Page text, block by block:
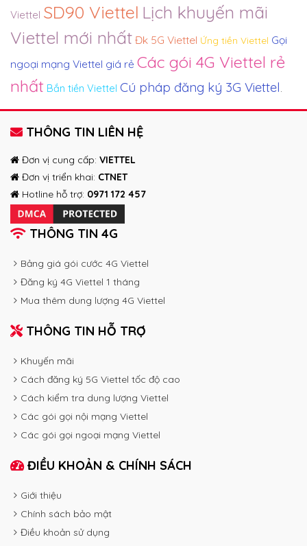
Viettel SD90 Viettel Lịch khuyến mãi
Viettel mới nhất Đk 5G Viettel Ứng tiền Viettel Gọi
ngoại mạng Viettel giá rẻ Các gói 4G Viettel rẻ
nhất Bắn tiền Viettel Cú pháp đăng ký 3G Viettel.
THÔNG TIN LIÊN HỆ
Đơn vị cung cấp: VIETTEL
Đơn vị triển khai: CTNET
Hotline hỗ trợ: 0971 172 457
THÔNG TIN 4G
Bảng giá gói cước 4G Viettel
Đăng ký 4G Viettel 1 tháng
Mua thêm dung lượng 4G Viettel
THÔNG TIN HỖ TRỢ
Khuyến mãi
Cách đăng ký 5G Viettel tốc độ cao
Cách kiểm tra dung lượng Viettel
Các gói gọi nội mạng Viettel
Các gói gọi ngoại mạng Viettel
ĐIỀU KHOẢN & CHÍNH SÁCH
Giới thiệu
Chính sách bảo mật
Điều khoản sử dụng